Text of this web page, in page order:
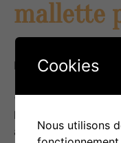
mallette
Publié le26
SOIN – SANTE–
les enfants (5 à 11
à la problématique
Cookies
Nous utilisons